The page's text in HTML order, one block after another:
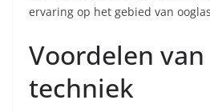
ervaring op het gebied van
Voordelen van
techniek